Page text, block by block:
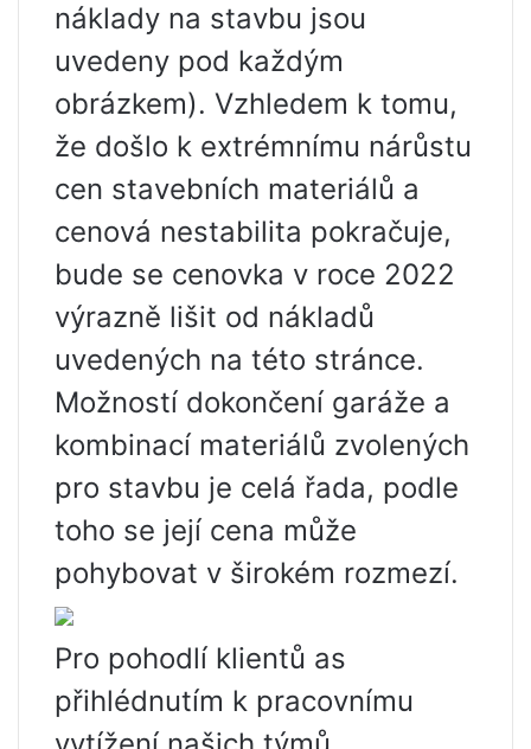
náklady na stavbu jsou
uvedeny pod každým
obrázkem). Vzhledem k tomu,
že došlo k extrémnímu nárůstu
cen stavebních materiálů a
cenová nestabilita pokračuje,
bude se cenovka v roce 2022
výrazně lišit od nákladů
uvedených na této stránce.
Možností dokončení garáže a
kombinací materiálů zvolených
pro stavbu je celá řada, podle
toho se její cena může
pohybovat v širokém rozmezí.
Pro pohodlí klientů as
přihlédnutím k pracovnímu